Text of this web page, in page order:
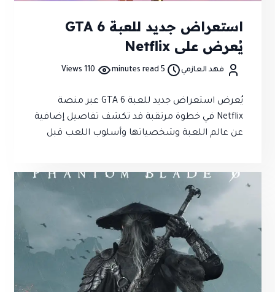
استعراض جديد للعبة GTA 6
يُعرض على Netflix
فهد العازمي 5 minutes read
110 Views
يُعرض استعراض جديد للعبة GTA 6 عبر منصة
Netflix في خطوة مرتقبة قد تكشف تفاصيل إضافية
عن عالم اللعبة وشخصياتها وأسلوب اللعب قبل